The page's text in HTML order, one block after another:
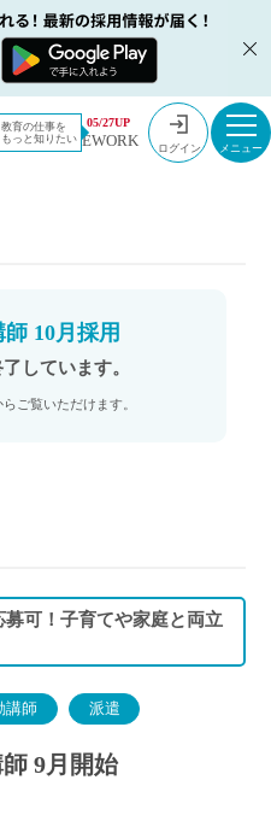
教育の仕事を
もっと知りたい
05/27UP
EWORK ログイン
用情報
10月採用
しています。
ご覧いただけます。
可！子育てや家庭と両立
講師 派遣
9月開始